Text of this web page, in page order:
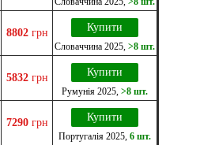
8802 грн Купити
Словаччина 2025 >8 шт.
5832 грн Купити
Румунія 2025 >8 шт.
7290 грн Купити
Португалія 2025 6 шт.